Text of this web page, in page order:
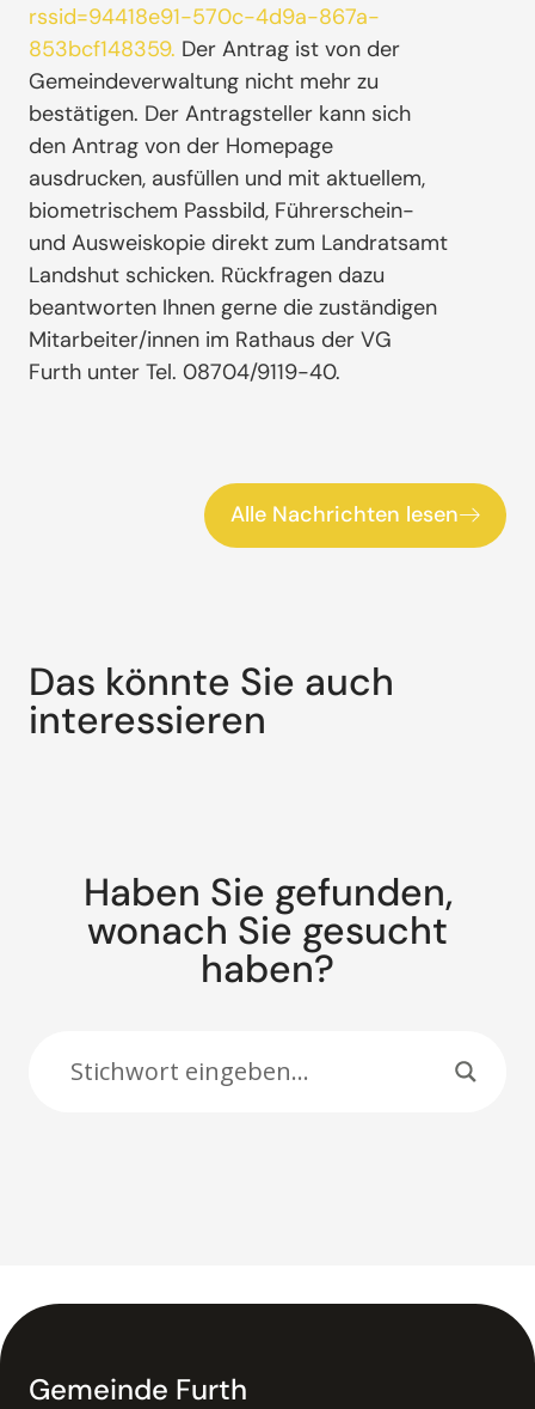
rssid=94418e91-570c-4d9a-867a-
853bcf148359. Der Antrag ist von der
Gemeindeverwaltung nicht mehr zu
bestätigen. Der Antragsteller kann sich
den Antrag von der Homepage
ausdrucken, ausfüllen und mit aktuellem,
biometrischem Passbild, Führerschein-
und Ausweiskopie direkt zum Landratsamt
Landshut schicken. Rückfragen dazu
beantworten Ihnen gerne die zuständigen
Mitarbeiter/innen im Rathaus der VG
Furth unter Tel. 08704/9119-40.
Alle Nachrichten lesen
Das könnte Sie auch
interessieren
Haben Sie gefunden,
wonach Sie gesucht
haben?
Gemeinde Furth